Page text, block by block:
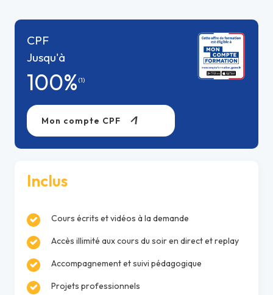
CPF
Jusqu'à
100% (1)
Mon compte CPF
Inclus
Cours écrits et vidéos à la demande
Accès illimité aux cours du soir en direct et replay
Accompagnement et suivi pédagogique
Projets professionnels